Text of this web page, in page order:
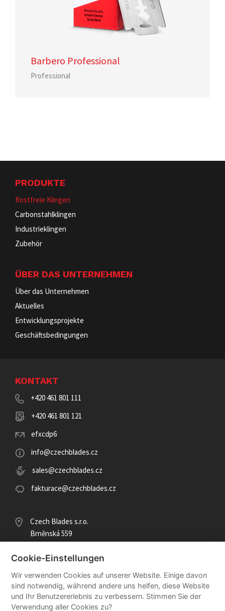
Barbero Professional
Professional
PRODUKTE
Rostfreie Klingen
Carbonstahlklingen
Industrieklingen
Zubehör
ÜBER DAS UNTERNEHMEN
Über das Unternehmen
Aktuelles
Entwicklungsprojekte
Geschäftsbedingungen
KONTAKT
+420 461 801 111
+420 461 801 121
efxcdp6
info@czechblades.cz
sales@czechblades.cz
fakturace@czechblades.cz
Czech Blades s.r.o.
Brněnská 559
Česká republika
DIČ: CZ26933870
IČ: 26933870
Cookie-Einstellungen
Wir verwenden Cookies auf unserer Website. Einige davon
sind notwendig, während andere uns helfen, diese Website
und Ihr Benutzererlebnis zu verbessern. Stimmen Sie der
Verwendung aller Cookies zu?